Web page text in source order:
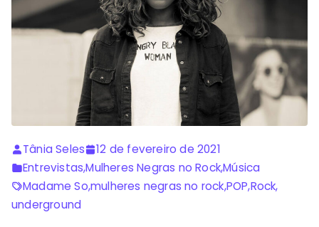
Tânia Seles
12 de fevereiro de 2021
Entrevistas,Mulheres Negras no Rock,Música
Madame So,mulheres negras no rock,POP,Rock,
underground